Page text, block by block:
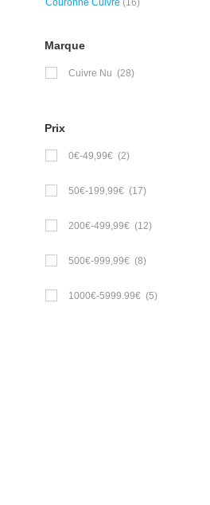
Couronne Cuivre (16)
Marque
Cuivre Nu (28)
Prix
0€-49,99€ (2)
50€-199,99€ (17)
200€-499,99€ (12)
500€-999,99€ (8)
1000€-5999.99€ (5)